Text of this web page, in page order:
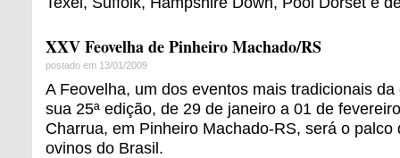
XXV Feovelha de Pinheiro Machado/RS
postado em 13/01/2009
A Feovelha, um dos eventos mais tradicionais
sua 25ª edição, de 29 de janeiro a 01 de
Charrua, em Pinheiro Machado-RS, será o palco
ovinos do Brasil.